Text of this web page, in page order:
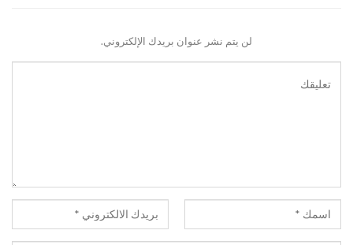
لن يتم نشر عنوان بريدك الإلكتروني.